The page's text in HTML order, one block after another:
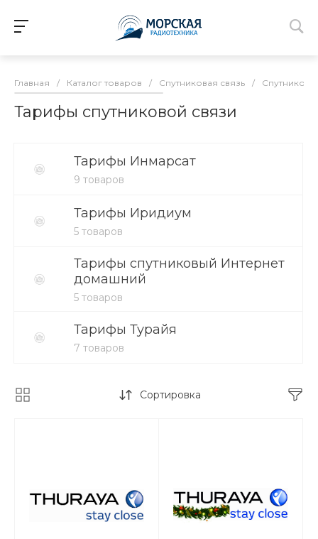
Главная / Каталог товаров / Спутниковая связь /
Тарифы спутниковой связи
Тарифы Инмарсат
9 товаров
Тарифы Иридиум
5 товаров
Тарифы спутниковый Интернет
домашний
5 товаров
Тарифы Турайя
7 товаров
Сортировка